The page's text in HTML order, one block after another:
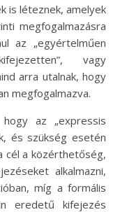
is léteznek, amelyek
megfogalmazásra
az „egyértelműen
vagy
arra utalnak, hogy
megfogalmazva.
az „expressis
és szükség esetén
cél a közérthetőség,
alkalmazni,
míg a formális
eredetű kifejezés